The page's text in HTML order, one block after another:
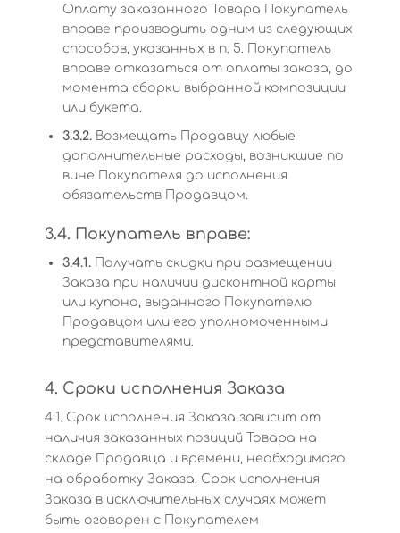
Оплату заказанного Товара Покупатель
вправе производить одним из следующих
способов, указанных в п. 5. Покупатель
вправе отказаться от оплаты заказа, до
момента сборки выбранной композиции
или букета.
3.3.2. Возмещать Продавцу любые
дополнительные расходы, возникшие по
вине Покупателя до исполнения
обязательств Продавцом.
3.4. Покупатель вправе:
3.4.1. Получать скидки при размещении
Заказа при наличии дисконтной карты
или купона, выданного Покупателю
Продавцом или его уполномоченными
представителями.
4. Сроки исполнения Заказа
4.1. Срок исполнения Заказа зависит от
наличия заказанных позиций Товара на
складе Продавца и времени, необходимого
на обработку Заказа. Срок исполнения
Заказа в исключительных случаях может
быть оговорен с Покупателем